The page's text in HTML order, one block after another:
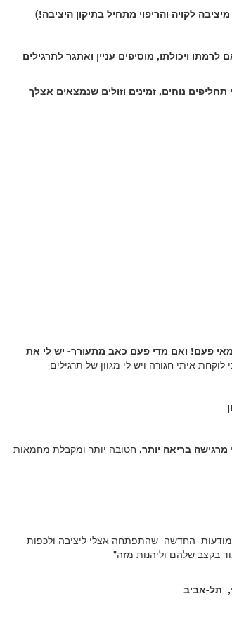
מיציבה לקויה והריפוי מתחיל בתיקון היציבה!)
ויכולתו, מוסיפים עניין ואתגר לתרגילים
נוחים, זמינים וזולים שנמצאים אצלך
מאי פעם! ואם מדי פעם כאב מתעורר- יש לי את
לוקחת איתי חגורה ויש לי מגוון של תרגילים
בריאה יותר, חטובה יותר ומקבלת מחמאות
החדשה שהתפתחה אצלי ליציבה ולכפות
בקצב שלהם וליהנות מזה"
תל-אביב